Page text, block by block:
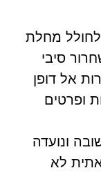
לחולל מחלת
סיבי
אל דופן
ופרטים
ונועדה
לא